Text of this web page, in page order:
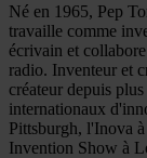
Né en 1965, Pep
travaille comme
écrivain et
radio. Inventeur et
créateur depuis
internationaux
Pittsburgh, l'Inova
Invention Show à